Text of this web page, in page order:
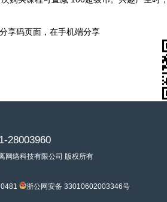
享码页面，在手机端分享
28003960
网络科技有限公司 版权所有
浙公网安备 33010602003346号